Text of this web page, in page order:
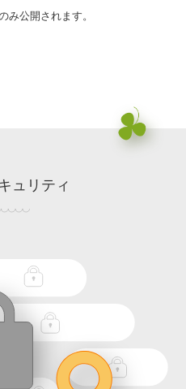
み公開されます。
ュリティ